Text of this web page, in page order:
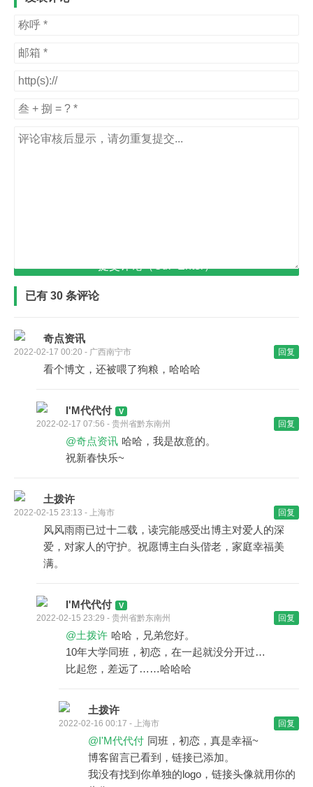
已有 30 条评论
奇点资讯
2022-02-17 00:20 - 广西南宁市 回复
看个博文，还被喂了狗粮，哈哈哈
I'M代代付
2022-02-17 07:56 - 贵州省黔东南州 回复
@奇点资讯 哈哈，我是故意的。
祝新春快乐~
土拨许
2022-02-15 23:13 - 上海市 回复
风风雨雨已过十二载，读完能感受出博主对爱人的深
爱，对家人的守护。祝愿博主白头偕老，家庭幸福美
满。
I'M代代付
2022-02-15 23:29 - 贵州省黔东南州 回复
@土拨许 哈哈，兄弟您好。
10年大学同班，初恋，在一起就没分开过…
比起您，差远了……哈哈哈
土拨许
2022-02-16 00:17 - 上海市 回复
@I'M代代付 同班，初恋，真是幸福~
博客留言已看到，链接已添加。
我没有找到你单独的logo，链接头像就用你的